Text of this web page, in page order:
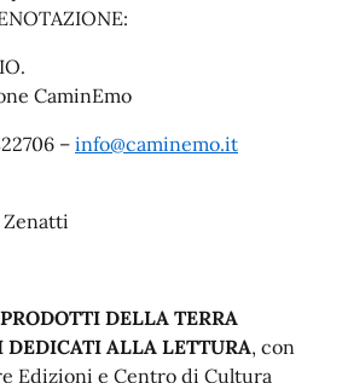
CaminEmo
– info@caminemo.it
Zenatti
DELLA TERRA
DEDICATI ALLA LETTURA, con
Edizioni e Centro di Cultura